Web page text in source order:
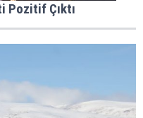
Pozitif Çıktı